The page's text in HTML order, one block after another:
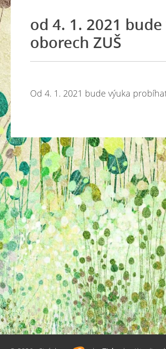
od 4. 1. 2021
oborech ZUŠ
Od 4. 1. 2021 bude výuka